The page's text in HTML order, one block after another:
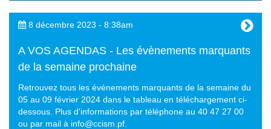
8 décembre 2023 - 8:38am
A VOS AGENDAS - Les évènements marquants
de la semaine prochaine
Retrouvez tous les évènements marquants de la semaine du
05 au 09 février 2024 dans le tableau en téléchargement ci-
dessous. Plus d'informations par téléphone au 40 47 27 00
ou par mail à info@ccism.pf.